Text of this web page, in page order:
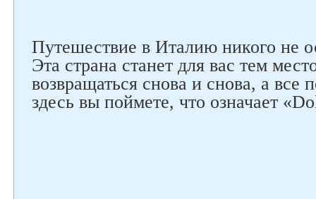
Путешествие в Италию никого не
Эта страна станет для вас тем
возвращаться снова и снова, а все
здесь вы поймете, что означает